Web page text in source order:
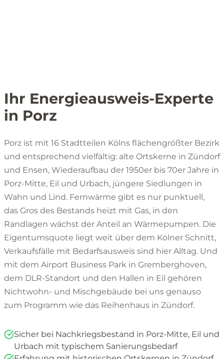
Ihr Energieausweis-Experte
in Porz
Porz ist mit 16 Stadtteilen Kölns flächengrößter Bezirk
und entsprechend vielfältig: alte Ortskerne in Zündorf
und Ensen, Wiederaufbau der 1950er bis 70er Jahre in
Porz-Mitte, Eil und Urbach, jüngere Siedlungen in
Wahn und Lind. Fernwärme gibt es nur punktuell,
das Gros des Bestands heizt mit Gas, in den
Randlagen wächst der Anteil an Wärmepumpen. Die
Eigentumsquote liegt weit über dem Kölner Schnitt,
Verkaufsfälle mit Bedarfsausweis sind hier Alltag. Und
mit dem Airport Business Park in Gremberghoven,
dem DLR-Standort und den Hallen in Eil gehören
Nichtwohn- und Mischgebäude bei uns genauso
zum Programm wie das Reihenhaus in Zündorf.
Sicher bei Nachkriegsbestand in Porz-Mitte, Eil und
Urbach mit typischem Sanierungsbedarf